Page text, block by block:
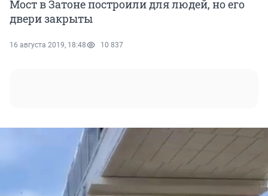
Мост в Затоне построили для людей, но его
двери закрыты
16 августа 2019, 18:48 10 837